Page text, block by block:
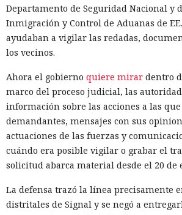
Departamento de Seguridad Nacional y
Inmigración y Control de Aduanas de EE.
ayudaban a vigilar las redadas,
los vecinos.
Ahora el gobierno quiere mirar dentro
marco del proceso judicial, las
información sobre las acciones a las
demandantes, mensajes con sus
actuaciones de las fuerzas y
cuándo era posible vigilar o grabar el
solicitud abarca material desde el 20 de
La defensa trazó la línea precisamente
distritales de Signal y se negó a